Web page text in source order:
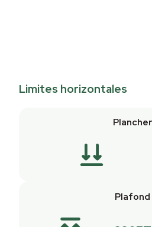
Limites horizontales
Plancher
Plafond